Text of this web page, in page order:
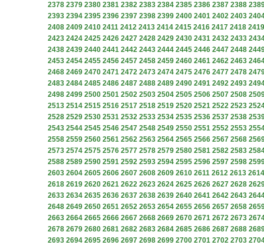
2378 2379 2380 2381 2382 2383 2384 2385 2386 2387 2388
2393 2394 2395 2396 2397 2398 2399 2400 2401 2402 2403
2408 2409 2410 2411 2412 2413 2414 2415 2416 2417 2418 2419
2423 2424 2425 2426 2427 2428 2429 2430 2431 2432 2433
2438 2439 2440 2441 2442 2443 2444 2445 2446 2447 2448
2453 2454 2455 2456 2457 2458 2459 2460 2461 2462 2463
2468 2469 2470 2471 2472 2473 2474 2475 2476 2477 2478
2483 2484 2485 2486 2487 2488 2489 2490 2491 2492 2493
2498 2499 2500 2501 2502 2503 2504 2505 2506 2507 2508
2513 2514 2515 2516 2517 2518 2519 2520 2521 2522 2523
2528 2529 2530 2531 2532 2533 2534 2535 2536 2537 2538
2543 2544 2545 2546 2547 2548 2549 2550 2551 2552 2553
2558 2559 2560 2561 2562 2563 2564 2565 2566 2567 2568
2573 2574 2575 2576 2577 2578 2579 2580 2581 2582 2583
2588 2589 2590 2591 2592 2593 2594 2595 2596 2597 2598
2603 2604 2605 2606 2607 2608 2609 2610 2611 2612 2613 2614
2618 2619 2620 2621 2622 2623 2624 2625 2626 2627 2628
2633 2634 2635 2636 2637 2638 2639 2640 2641 2642 2643
2648 2649 2650 2651 2652 2653 2654 2655 2656 2657 2658
2663 2664 2665 2666 2667 2668 2669 2670 2671 2672 2673
2678 2679 2680 2681 2682 2683 2684 2685 2686 2687 2688
2693 2694 2695 2696 2697 2698 2699 2700 2701 2702 2703